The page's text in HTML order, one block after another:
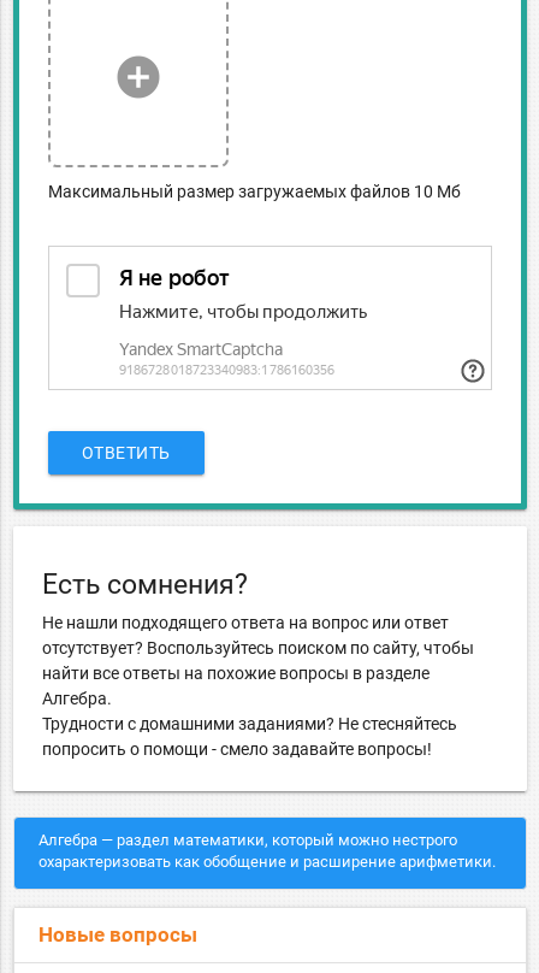
add_circle
Максимальный размер загружаемых файлов 10 Мб
ОТВЕТИТЬ
Есть сомнения?
Не нашли подходящего ответа на вопрос или ответ
отсутствует? Воспользуйтесь поиском по сайту, чтобы
найти все ответы на похожие вопросы в разделе
Алгебра.
Трудности с домашними заданиями? Не стесняйтесь
попросить о помощи - смело задавайте вопросы!
Алгебра — раздел математики, который можно нестрого
охарактеризовать как обобщение и расширение арифметики.
Новые вопросы